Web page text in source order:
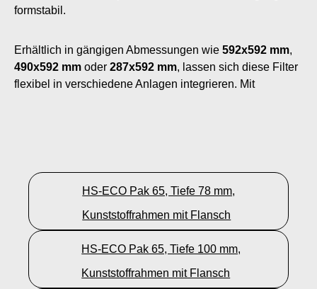
formstabil.
Erhältlich in gängigen Abmessungen wie 592x592 mm,
490x592 mm oder 287x592 mm, lassen sich diese Filter
flexibel in verschiedene Anlagen integrieren. Mit
HS-ECO Pak 65, Tiefe 78 mm,
Kunststoffrahmen mit Flansch
HS-ECO Pak 65, Tiefe 100 mm,
Kunststoffrahmen mit Flansch